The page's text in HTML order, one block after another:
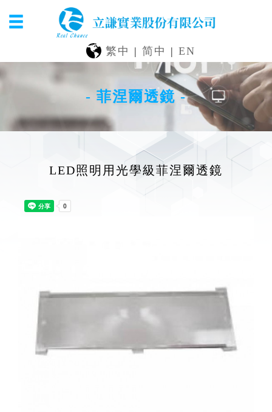
繁中 | 简中 | EN
- 菲涅爾透鏡 -
LED照明用光學級菲涅爾透鏡